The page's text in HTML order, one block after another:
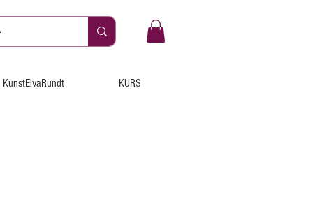
KunstElvaRundt KURS